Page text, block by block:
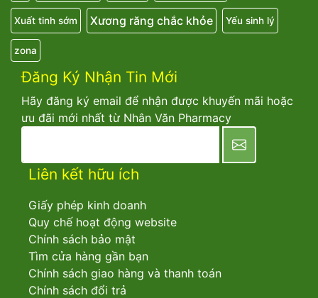
Xịt xịt đuổi muỗi Xịt mũi Xịt răng miệng
Xuất tinh sớm Xương răng chắc khỏe
Đăng Ký Nhận Tin Mới
Hãy đăng ký email để nhận được khuyến mãi hoặc
Giấy phép kinh doanh
Quy chế hoạt động website
Chính sách bảo mật
Tìm cửa hàng gần bạn
Chính sách giao hàng và thanh toán